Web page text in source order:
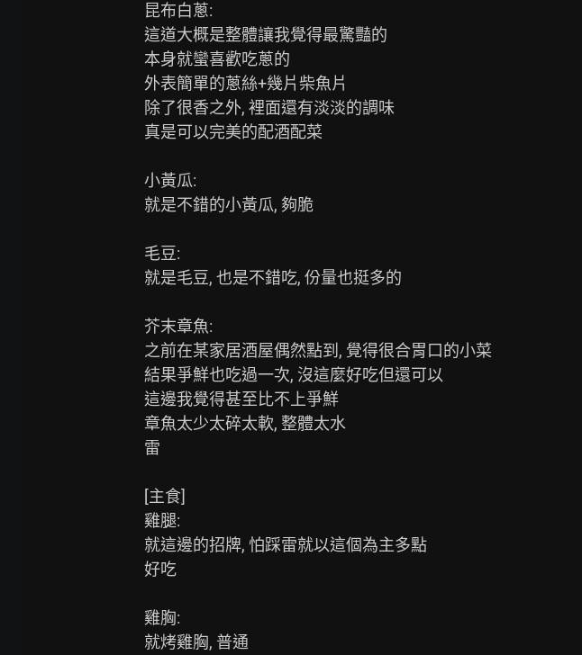
昆布白蔥:
這道大概是整體讓我覺得最驚豔的
本身就蠻喜歡吃蔥的
外表簡單的蔥絲+幾片柴魚片
除了很香之外, 裡面還有淡淡的調味
真是可以完美的配酒配菜
小黃瓜:
就是不錯的小黃瓜, 夠脆
毛豆:
就是毛豆, 也是不錯吃, 份量也挺多的
芥末章魚:
之前在某家居酒屋偶然點到, 覺得很合胃口的小菜
結果爭鮮也吃過一次, 沒這麼好吃但還可以
這邊我覺得甚至比不上爭鮮
章魚太少太碎太軟, 整體太水
雷
[主食]
雞腿:
就這邊的招牌, 怕踩雷就以這個為主多點
好吃
雞胸:
就烤雞胸, 普通